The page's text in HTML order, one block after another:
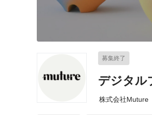
募集終了
デジタル
株式会社Muture